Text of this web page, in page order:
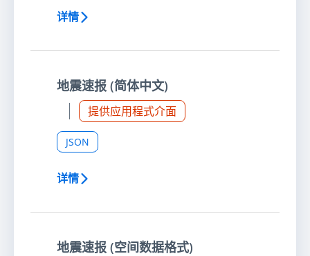
详情
地震速报 (简体中文)
提供应用程式介面
JSON
详情
地震速报 (空间数据格式)